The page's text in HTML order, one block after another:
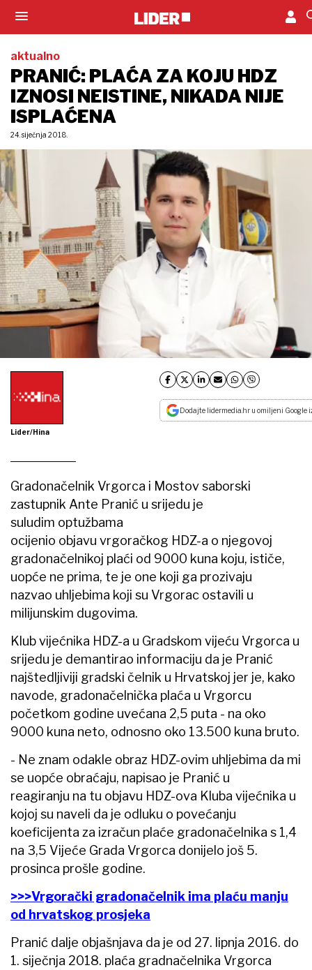
aktualno
PRANIĆ: PLAĆA ZA KOJU HDZ
IZNOSI NEISTINE, NIKADA NIJE
ISPLAĆENA
24. siječnja 2018.
Lider/Hina
Dodajte lidermedia.hr u omiljeni Google
Gradonačelnik Vrgorca i Mostov saborski
zastupnik Ante Pranić u srijedu je
suludim optužbama
ocijenio objavu vrgoračkog HDZ-a o njegovoj
gradonačelnikoj plaći od 9000 kuna koju, ističe,
uopće ne prima, te je one koji ga prozivaju
nazvao uhljebima koji su Vrgorac ostavili u
milijunskim dugovima.
Klub vijećnika HDZ-a u Gradskom vijeću Vrgorca u
srijedu je demantirao informaciju da je Pranić
najštedljiviji gradski čelnik u Hrvatskoj jer je, kako
navode, gradonačelnička plaća u Vrgorcu
početkom godine uvećana 2,5 puta - na oko
9000 kuna neto, odnosno oko 13.500 kuna bruto.
- Ne znam odakle obraz HDZ-ovim uhljebima da mi
se uopće obraćaju, napisao je Pranić u
reagiranju na tu objavu HDZ-ova Kluba vijećnika u
kojoj su naveli da je odluku o povećanju
koeficijenta za izračun plaće gradonačelnika s 1,4
na 3,5 Vijeće Grada Vrgorca donijelo još 5.
prosinca prošle godine.
>>>Vrgorački gradonačelnik ima plaću manju
od hrvatskog prosjeka
Pranić dalje objašnjava da je od 27. lipnja 2016. do
1. siječnja 2018. plaća gradnačelnika Vrgorca